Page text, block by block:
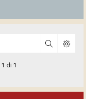
1 di 1